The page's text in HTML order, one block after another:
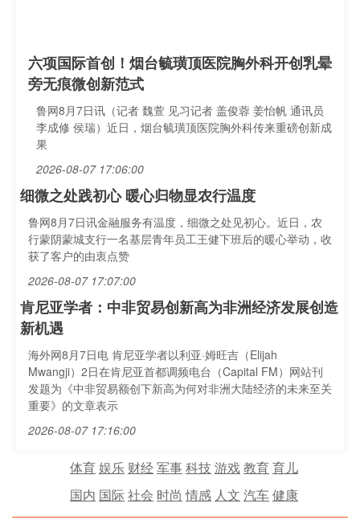
六项国际首创！烟台毓璜顶医院胸外科开创乳晕
旁无痕微创新范式
鲁网8月7日讯（记者 魏萱 见习记者 盖俊蓉 姜怡帆 通讯员
李成修 侯瑞）近日，烟台毓璜顶医院胸外科传来重磅创新成
果
2026-08-07 17:06:00
细微之处践初心 暖心归物显农行温度
鲁网8月7日讯金融服务有温度，细微之处见初心。近日，农
行蒙阴蒙城支行一名基层青年员工王健下班后的暖心举动，收
获了客户的由衷点赞
2026-08-07 17:07:00
肯尼亚学者：中非贸易创新高为非洲经济发展创造
新机遇
海外网8月7日电 肯尼亚学者以利亚·姆旺吉（Elijah
Mwangji）2日在肯尼亚首都调频电台（Capital FM）网站刊
发题为《中非贸易额创下新高为何对非洲大陆经济的未来至关
重要》的文章表示
2026-08-07 17:16:00
体育娱乐 财经军事科技游戏教育育儿
国内 国际社会 时尚 情感 人文 汽车健康